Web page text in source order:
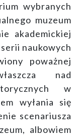
wybranych
muzeum
akademickiej
naukowych
poważnej
nad
w
wyłania się
scenariusza
albowiem